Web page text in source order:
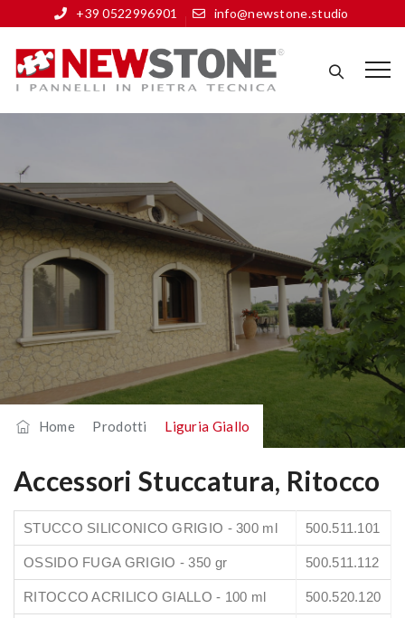
+39 0522996901 info@newstone.studio
Home/ Prodotti Liguria Giallo
Accessori Stuccatura, Ritocco
STUCCO SILICONICO GRIGIO - 300 ml 500.511.101
OSSIDO FUGA GRIGIO - 350 gr 500.511.112
RITOCCO ACRILICO GIALLO - 100 ml 500.520.120